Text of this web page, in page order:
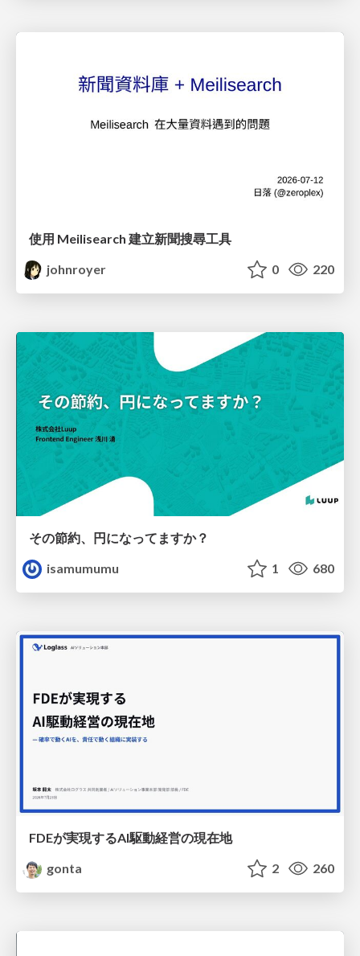
使用 Meilisearch 建立新聞搜尋工具
johnroyer
0 220
その節約、円になってますか？
isamumumu
1 680
FDEが実現するAI駆動経営の現在地
gonta
2 260